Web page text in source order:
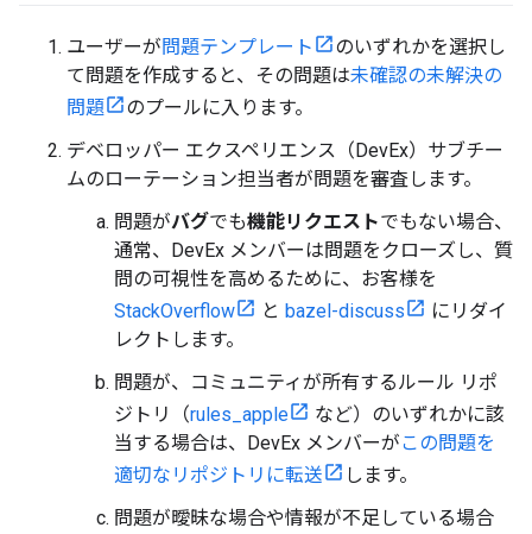
ユーザーが問題テンプレート
のいずれかを選択し
て問題を作成すると、その問題は未確認の未解決の
問題
のプールに入ります。
デベロッパー エクスペリエンス（DevEx）サブチー
ムのローテーション担当者が問題を審査します。
問題がバグでも機能リクエストでもない場合、
通常、DevEx メンバーは問題をクローズし、質
問の可視性を高めるために、お客様を
StackOverflow
と bazel-discuss
にリダイ
レクトします。
問題が、コミュニティが所有するルール リポ
ジトリ（rules_apple
など）のいずれかに該
当する場合は、DevEx メンバーがこの問題を
適切なリポジトリに転送
します。
問題が曖昧な場合や情報が不足している場合